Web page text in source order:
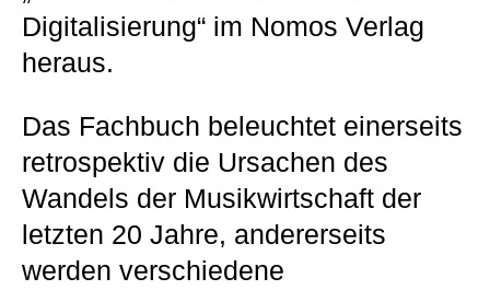
Digitalisierung“ im Nomos Verlag
heraus.
Das Fachbuch beleuchtet einerseits
retrospektiv die Ursachen des
Wandels der Musikwirtschaft der
letzten 20 Jahre, andererseits
werden verschiedene